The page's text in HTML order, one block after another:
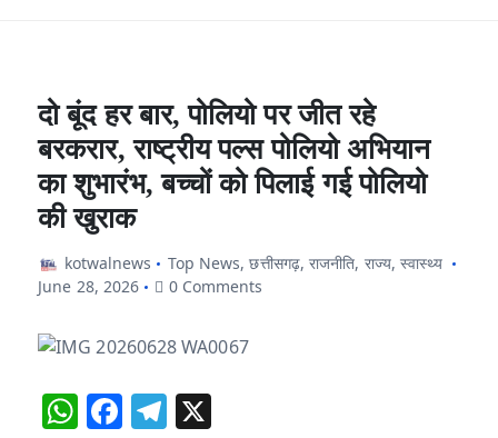
दो बूंद हर बार, पोलियो पर जीत रहे
बरकरार, राष्ट्रीय पल्स पोलियो अभियान
का शुभारंभ, बच्चों को पिलाई गई पोलियो
की खुराक
kotwalnews Top News,छत्तीसगढ़,राजनीति, राज्य,स्वास्थ्य
June 28, 2026
0 Comments
W F T